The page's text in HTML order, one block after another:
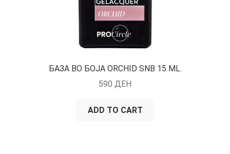
БАЗА ВО БОЈА ORCHID SNB 15 ML.
590 ДЕН
ADD TO CART